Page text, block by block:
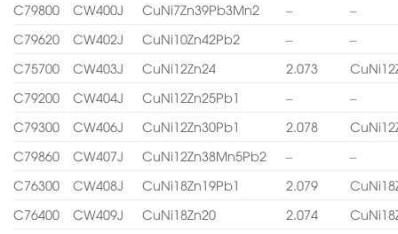
C79800
CW400J CuNi7Zn39Pb3Mn2 –
–
C79620
CW402J CuNi10Zn42Pb2 –
–
C75700
CW403J CuNi12Zn24 2.073
C79200
CW404J CuNi12Zn25Pb1 –
–
C79300
CW406J CuNi12Zn30Pb1 2.078
C79860
CW407J CuNi12Zn38Mn5Pb2 –
–
C76300
CW408J CuNi18Zn19Pb1 2.079
C76400
CW409J CuNi18Zn20 2.074